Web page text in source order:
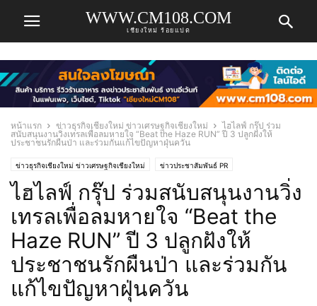
WWW.CM108.COM
เชียงใหม่ ร้อยแปด
หน้าแรก ข่าวธุรกิจเชียงใหม่ ข่าวเศรษฐกิจเชียงใหม่
ไฮไลฟ์ กรุ๊ป ร่วม
สนับสนุนงานวิ่งเทรลเพื่อลมหายใจ “Beat the Haze RUN” ปี 3 ปลูกฝังให้
ประชาชนรักผืนป่า และร่วมกันแก้ไขปัญหาฝุ่นควัน
ข่าวธุรกิจเชียงใหม่ ข่าวเศรษฐกิจเชียงใหม่ ข่าวประชาสัมพันธ์ PR
ไฮไลฟ์ กรุ๊ป ร่วมสนับสนุนงานวิ่ง
เทรลเพื่อลมหายใจ “Beat the
Haze RUN” ปี 3 ปลูกฝังให้
ประชาชนรักผืนป่า และร่วมกัน
แก้ไขปัญหาฝุ่นควัน